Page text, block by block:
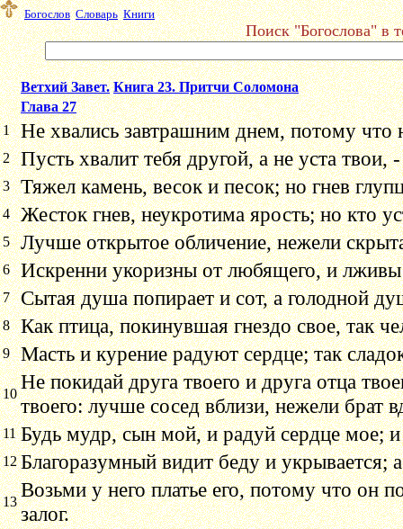
Богослов Словарь Книги
Поиск "Богослова" в
Ветхий Завет. Книга 23. Притчи Соломона
Глава 27
1
Не хвались завтрашним днем, потому что
2 Пусть хвалит тебя другой, а не уста
3 Тяжел камень, весок и песок; но гнев
4 Жесток гнев, неукротима ярость; но кто
5 Лучше открытое обличение, нежели
6 Искренни укоризны от любящего, и
7 Сытая душа попирает и сот, а голодной
8 Как птица, покинувшая гнездо свое, так
9 Масть и курение радуют сердце; так
10
Не покидай друга твоего и друга отца
твоего: лучше сосед вблизи, нежели брат
11 Будь мудр, сын мой, и радуй сердце мое;
12 Благоразумный видит беду и укрывается;
13
Возьми у него платье его, потому что он
залог.